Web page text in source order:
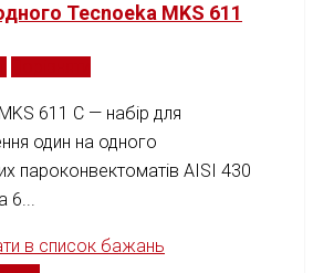
Tecnoeka MKS 611
611 C — набір для
один на одного
пароконвектоматів AISI 430
6...
в список бажань